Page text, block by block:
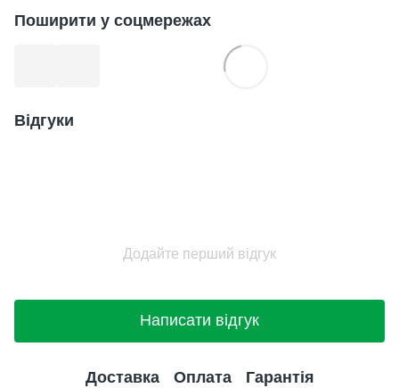
Поширити у соцмережах
Відгуки
Додайте перший відгук
Написати відгук
Доставка Оплата Гарантія